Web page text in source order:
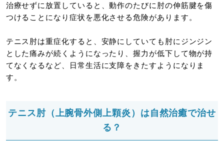
治療せずに放置していると、動作のたびに肘の伸筋腱を傷
つけることになり症状を悪化させる危険があります。
テニス肘は重症化すると、安静にしていても肘にジンジン
とした痛みが続くようになったり、握力が低下して物が持
てなくなるなど、日常生活に支障をきたすようになりま
す。
テニス肘（上腕骨外側上顆炎）は自然治癒で治せ
る？